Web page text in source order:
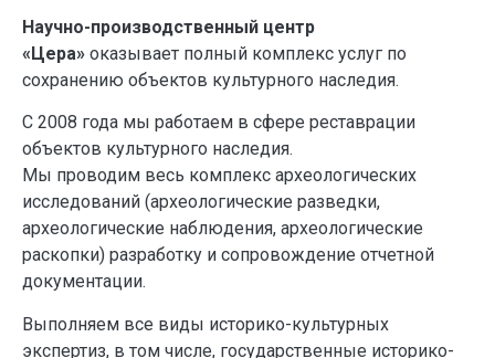
Научно-производственный центр
«Цера» оказывает полный комплекс услуг по
сохранению объектов культурного наследия.
С 2008 года мы работаем в сфере реставрации
объектов культурного наследия.
Мы проводим весь комплекс археологических
исследований (археологические разведки,
археологические наблюдения, археологические
раскопки) разработку и сопровождение отчетной
документации.
Выполняем все виды историко-культурных
экспертиз, в том числе, государственные историко-